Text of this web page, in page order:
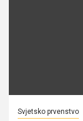
Svjetsko prvenstvo